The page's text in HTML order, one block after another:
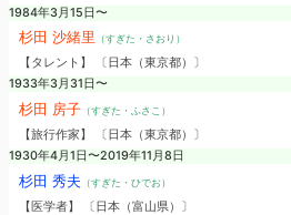
1984年3月15日〜
杉田 沙緒里 （すぎた・さおり）
【タレント】 〔日本（東京都）〕
1933年3月31日〜
杉田 房子（すぎた・ふさこ）
【旅行作家】 〔日本（東京都）〕
1930年4月1日〜2019年11月8日
杉田 秀夫 （すぎた・ひでお）
【医学者】 〔日本（富山県）〕